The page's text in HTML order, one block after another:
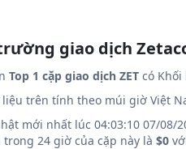
giao dịch
Top 1 cặp giao dịch ZET có
trên tính theo múi giờ Việt
mới nhất lúc 04:03:10 07/08/
24 giờ của cặp này là $0